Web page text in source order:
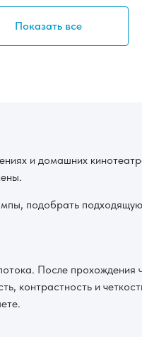
Показать все
и домашних
подобрать
После прохождения
контрастность и